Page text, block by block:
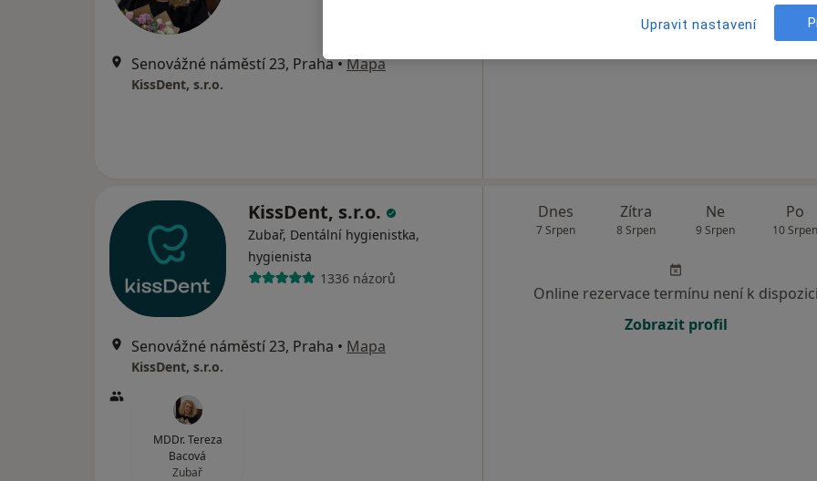
Senovážné náměstí 23, Praha•Mapa
KissDent, s.r.o.
Online rezervace termínu není k
KissDent, s.r.o.
Zubař, Dentální hygienistka,
hygienista
1336 názorů
Senovážné náměstí 23, Praha • Mapa
KissDent, s.r.o.
MDDr. Tereza
Bacová
Zubař
Dnes
7 Srpen
Zítra
8 Srpen
Ne
9 Srpen
Po
10 Srpen
Online rezervace termínu není k dispozici
Zobrazit profil
Upravit nastavení